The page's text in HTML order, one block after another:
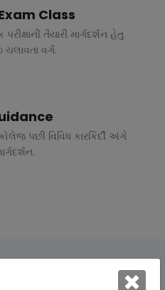
Class
પરીક્ષાની તૈયારી માર્ગદર્શન હેતુ
વર્ગ.
પછી વિવિધ કારકિર્દી અંગે